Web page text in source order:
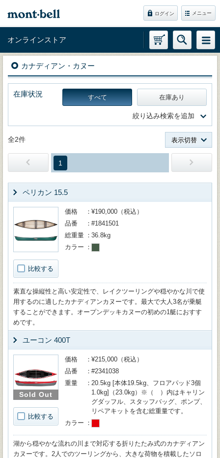
ログイン メニュー
オンラインストア
カナディアン・カヌー
在庫状況 すべて 在庫あり
絞り込み検索を追加
全2件 表示切替
1
ペリカン 15.5
比較する
価格
¥190,000（税込）
品番
#1841501
総重量
36.8kg
カラー
素直な操縦性と高い安定性で、レイクツーリングや穏やかな川で使
用するのに適したカナディアンカヌーです。最大で大人3名が乗艇
することができます。オープンデッキカヌーの初めの1艇におすす
めです。
ユーコン 400T
Sold Out
比較する
価格
¥215,000（税込）
品番
#2341038
重量
20.5kg [本体19.5kg、フロアパッド3個
1.0kg]（23.0kg）※（ ）内はキャリン
グダッフル、スタッフバッグ、ポンプ、
リペアキットを含む総重量です。
カラー
湖から穏やかな流れの川まで対応する折りたたみ式のカナディアン
カヌーです。2人でのツーリングから、大きな荷物を積載したソロ